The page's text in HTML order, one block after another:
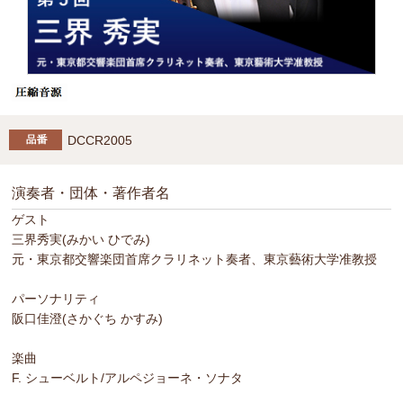
DCCR2005
演奏者・団体・著作者名
ゲスト
三界秀実(みかい ひでみ)
元・東京都交響楽団首席クラリネット奏者、東京藝術大学准教授
パーソナリティ
阪口佳澄(さかぐち かすみ)
楽曲
F. シューベルト/アルペジョーネ・ソナタ